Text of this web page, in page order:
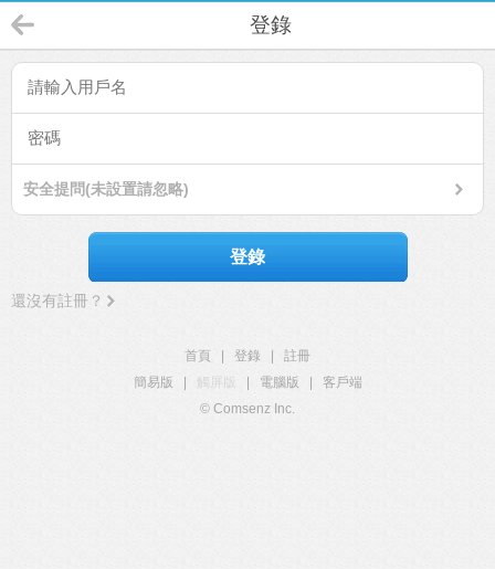
登錄
安全提問(未設置請忽略)
登錄
還沒有註冊？
首頁 登錄
註冊
簡易版
觸屏版 電腦版
客戶端
© Comsenz Inc.